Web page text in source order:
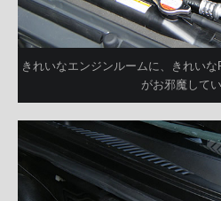
きれいなエンジンルームに、きれい
がお邪魔してい